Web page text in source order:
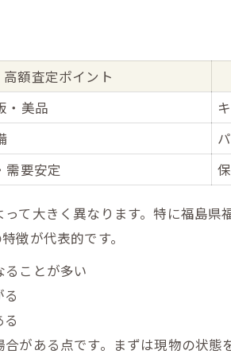
おもちゃ処分で後悔しない選択
レトロおもちゃの価値を見極める
ゲームの高価買取を実現するコツ
カードゲーム買取価格比較表
高額査定を狙う状態の整え方
引き取り依頼時の注意点まとめ
レアカードの価値判断基準
福島市で人気の買取方法とは
ゲーム機も引き取り可能な理由とは
壊れたゲーム機買取可能な条件
ジャンク品でも査定額が付く理由
高額査定ポイント
・美品
需要安定
て大きく異なります。特に福島
徴が代表的です。
ることが多い
がある点です。まずは現物の状態